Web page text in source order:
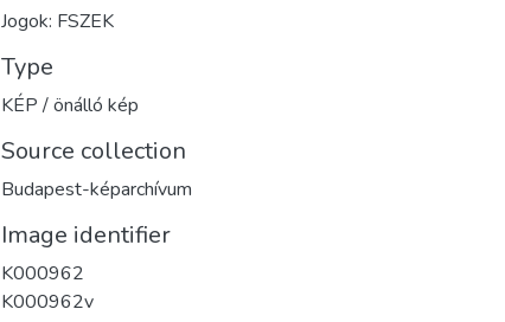
Jogok: FSZEK
Type
KÉP / önálló kép
Source collection
Budapest-képarchívum
Image identifier
K000962
K000962v